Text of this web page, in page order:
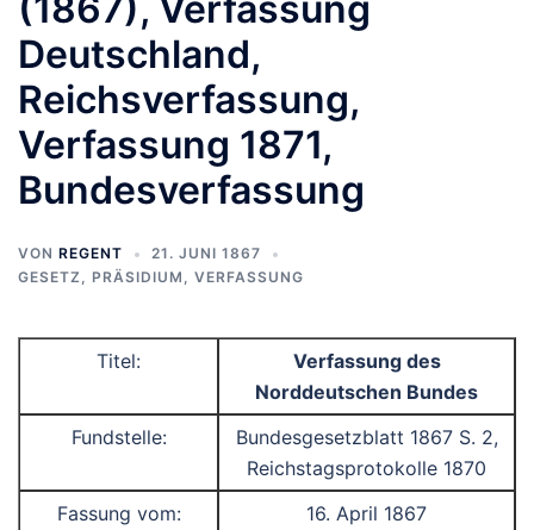
Deutschland,
Reichsverfassung,
Verfassung 1871,
Bundesverfassung
VON REGENT
21. JUNI 1867
GESETZ , PRÄSIDIUM , VERFASSUNG
Titel:
Verfassung des
Norddeutschen Bundes
Fundstelle:
Bundesgesetzblatt 1867 S. 2,
Reichstagsprotokolle 1870
Fassung vom:
16. April 1867